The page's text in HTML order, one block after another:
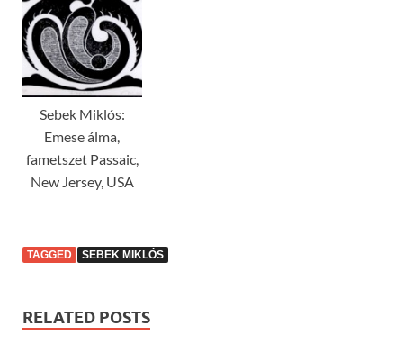
Sebek Miklós:
Emese álma,
fametszet Passaic,
New Jersey, USA
TAGGED SEBEK MIKLÓS
RELATED POSTS